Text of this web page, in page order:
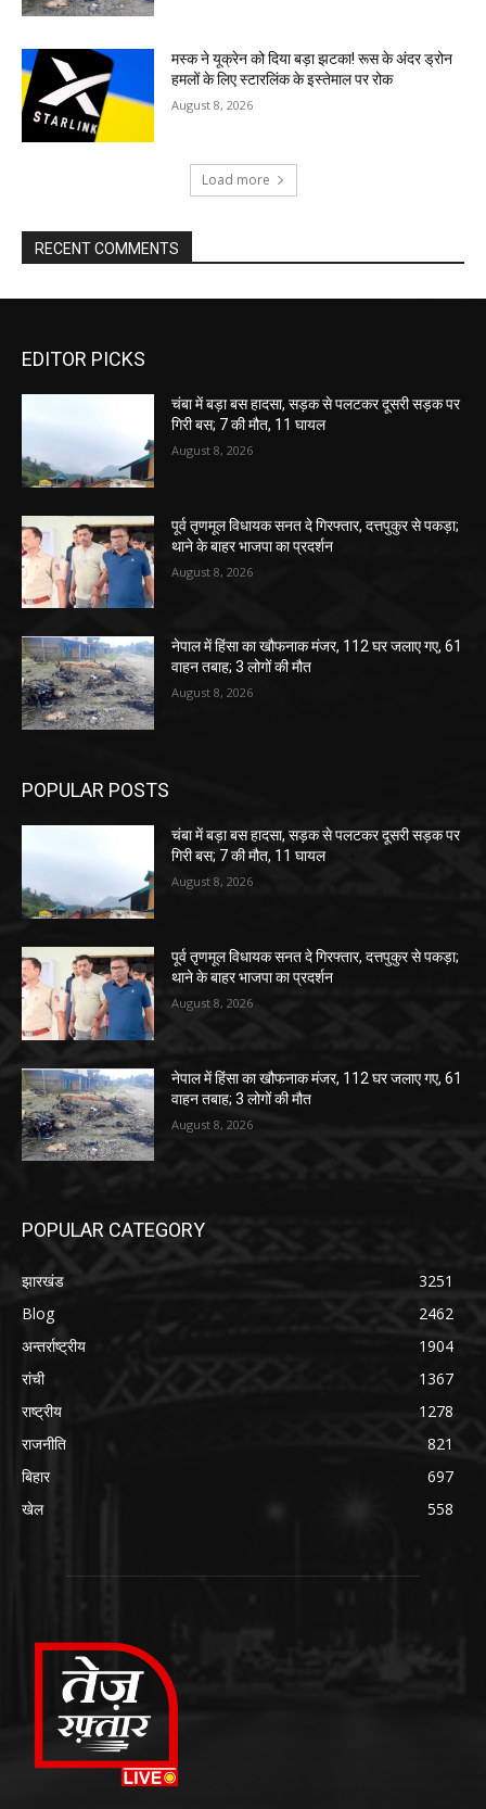
मस्क ने यूक्रेन को दिया बड़ा झटका! रूस के अंदर ड्रोन
हमलों के लिए स्टारलिंक के इस्तेमाल पर रोक
August 8, 2026
Load more
RECENT COMMENTS
EDITOR PICKS
चंबा में बड़ा बस हादसा, सड़क से पलटकर दूसरी सड़क पर
गिरी बस; 7 की मौत, 11 घायल
August 8, 2026
पूर्व तृणमूल विधायक सनत दे गिरफ्तार, दत्तपुकुर से पकड़ा;
थाने के बाहर भाजपा का प्रदर्शन
August 8, 2026
नेपाल में हिंसा का खौफनाक मंजर, 112 घर जलाए गए, 61
वाहन तबाह; 3 लोगों की मौत
August 8, 2026
POPULAR POSTS
चंबा में बड़ा बस हादसा, सड़क से पलटकर दूसरी सड़क पर
गिरी बस; 7 की मौत, 11 घायल
August 8, 2026
पूर्व तृणमूल विधायक सनत दे गिरफ्तार, दत्तपुकुर से पकड़ा;
थाने के बाहर भाजपा का प्रदर्शन
August 8, 2026
नेपाल में हिंसा का खौफनाक मंजर, 112 घर जलाए गए, 61
वाहन तबाह; 3 लोगों की मौत
August 8, 2026
POPULAR CATEGORY
झारखंड
3251
Blog
2462
अन्तर्राष्ट्रीय
1904
रांची
1367
राष्ट्रीय
1278
राजनीति
821
बिहार
697
खेल
558